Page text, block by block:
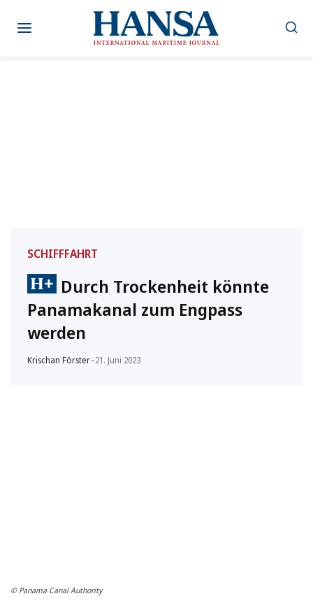
Inhalt
SCHIFFFAHRT
Durch Trockenheit könnte
Panamakanal zum Engpass
werden
Krischan Förster–21. Juni 2023
© Panama Canal Authority